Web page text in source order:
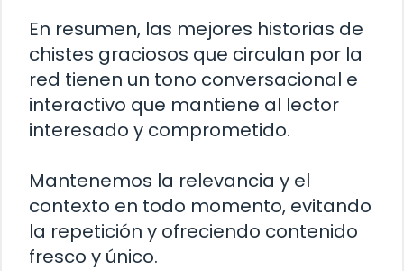
En resumen, las mejores historias de
chistes graciosos que circulan por la
red tienen un tono conversacional e
interactivo que mantiene al lector
interesado y comprometido.
Mantenemos la relevancia y el
contexto en todo momento, evitando
la repetición y ofreciendo contenido
fresco y único.